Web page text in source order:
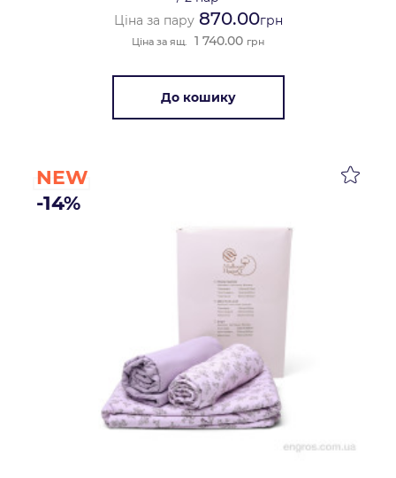
Ціна за пару870.00грн
Ціна за ящ. 1 740.00 грн
До кошику
NEW
-14%